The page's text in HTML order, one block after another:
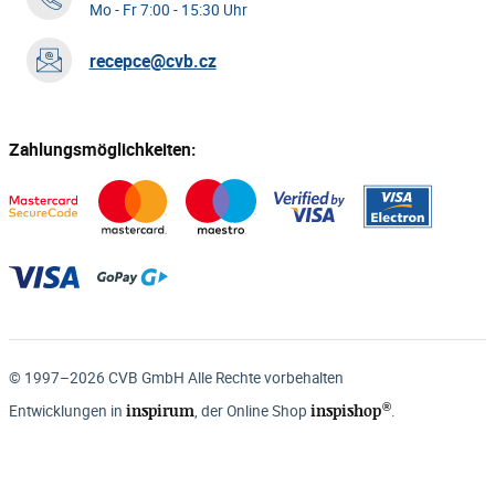
Mo - Fr 7:00 - 15:30 Uhr
recepce@cvb.cz
Zahlungsmöglichkeiten:
© 1997–2026 CVB GmbH Alle Rechte vorbehalten
Entwicklungen in inspirum, der Online Shop inspishop®.